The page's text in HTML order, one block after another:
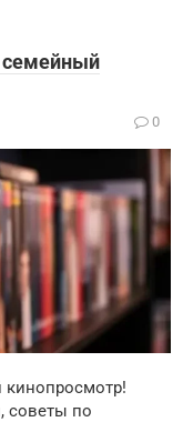
семейный
0
советы по